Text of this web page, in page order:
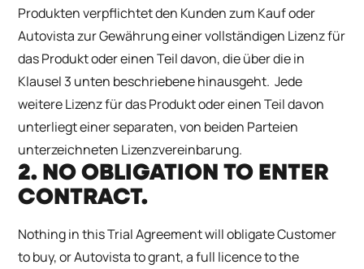
Produkten verpflichtet den Kunden zum Kauf oder
Autovista zur Gewährung einer vollständigen Lizenz für
das Produkt oder einen Teil davon, die über die in
Klausel 3 unten beschriebene hinausgeht. Jede
weitere Lizenz für das Produkt oder einen Teil davon
unterliegt einer separaten, von beiden Parteien
unterzeichneten Lizenzvereinbarung.
2. NO OBLIGATION TO ENTER
CONTRACT.
Nothing in this Trial Agreement will obligate Customer
to buy, or Autovista to grant, a full licence to the